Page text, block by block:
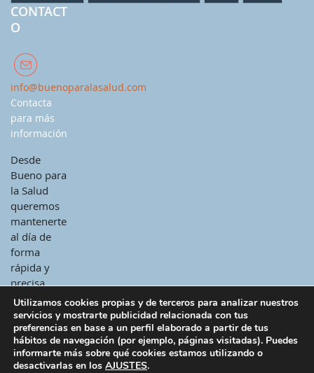
CONTACT
O
info@buenoparalasalud.com
Contacta
para más
información
Desde
Bueno para
la Salud
queremos
mantenerte
al día de
forma
rápida y
precisa.
Utilizamos cookies propias y de terceros para analizar nuestros
servicios y mostrarte publicidad relacionada con tus
preferencias en base a un perfil elaborado a partir de tus
hábitos de navegación (por ejemplo, páginas visitadas). Puedes
informarte más sobre qué cookies estamos utilizando o
desactivarlas en los AJUSTES.